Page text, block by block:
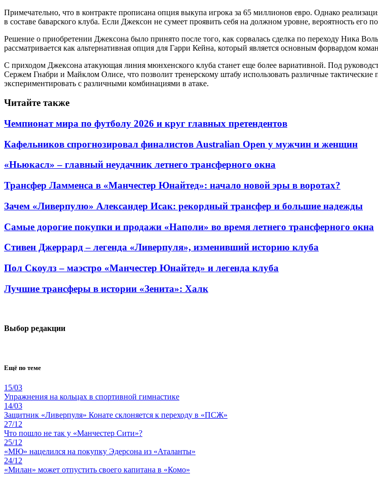
Примечательно, что в контракте прописана опция выкупа игрока за 65 миллионов евро. Однако
в составе баварского клуба. Если Джексон не сумеет проявить себя на должном уровне, вероятность его
Решение о приобретении Джексона было принято после того, как сорвалась сделка по переходу Ника
рассматривается как альтернативная опция для Гарри Кейна, который является основным форвардом
С приходом Джексона атакующая линия мюнхенского клуба станет еще более вариативной. Под
Сержем Гнабри и Майклом Олисе, что позволит тренерскому штабу использовать различные
экспериментировать с различными комбинациями в атаке.
Читайте также
Чемпионат мира по футболу 2026 и круг главных претендентов
Кафельников спрогнозировал финалистов Australian Open у мужчин и женщин
«Ньюкасл» – главный неудачник летнего трансферного окна
Трансфер Ламменса в «Манчестер Юнайтед»: начало новой эры в воротах?
Зачем «Ливерпулю» Александер Исак: рекордный трансфер и большие надежды
Самые дорогие покупки и продажи «Наполи» во время летнего трансферного окна
Стивен Джеррард – легенда «Ливерпуля», изменивший историю клуба
Пол Скоулз – маэстро «Манчестер Юнайтед» и легенда клуба
Лучшие трансферы в истории «Зенита»: Халк
Выбор редакции
Ещё по теме
15/03
Упражнения на кольцах в спортивной гимнастике
14/03
Защитник «Ливерпуля» Конате склоняется к переходу в «ПСЖ»
27/12
Что пошло не так у «Манчестер Сити»?
25/12
«МЮ» нацелился на покупку Эдерсона из «Аталанты»
24/12
«Милан» может отпустить своего капитана в «Комо»